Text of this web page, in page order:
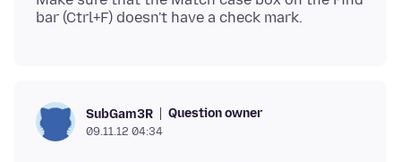
SubGam3R Question owner
09.11.12 04:34